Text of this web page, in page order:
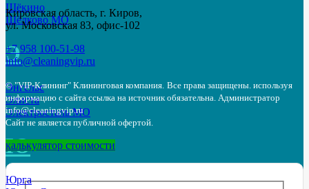
Щёкино
Щёлково МО
Э
Энгельс
Элиста
Электросталь МО
Ю
Юрга
Кировская область, г. Киров,
ул. Московская 83, офис-102
+7 958 100-51-98
info@cleaningvip.ru
© "VIP-Клининг" Клининговая компания. Все права защищены. используя
информацию с сайта ссылка на источник обязательна. Администратор
info@cleaningvip.ru
Сайт не является публичной офертой.
калькулятор стоимости